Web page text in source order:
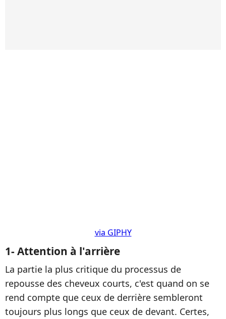
via GIPHY
1- Attention à l'arrière
La partie la plus critique du processus de
repousse des cheveux courts, c'est quand on se
rend compte que ceux de derrière sembleront
toujours plus longs que ceux de devant. Certes,